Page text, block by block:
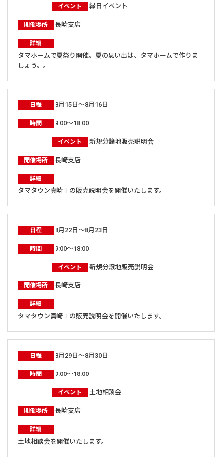
イベント 縁日イベント
開催場所 長崎支店
詳細
タマホームで夏祭り開催。夏の思い出は、タマホームで作りま
しょう。。
日程 8月15日～8月16日
時間 9:00～18:00
イベント 新規分譲地販売説明会
開催場所 長崎支店
詳細
タマタウン真崎Ⅱの販売説明会を開催いたします。
日程 8月22日～8月23日
時間 9:00～18:00
イベント 新規分譲地販売説明会
開催場所 長崎支店
詳細
タマタウン真崎Ⅱの販売説明会を開催いたします。
日程 8月29日～8月30日
時間 9:00～18:00
イベント 土地相談会
開催場所 長崎支店
詳細
土地相談会を開催いたします。